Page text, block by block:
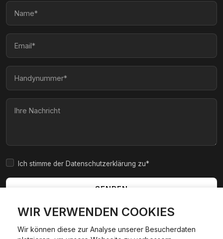
WIR VERWENDEN COOKIES
Wir können diese zur Analyse unserer Besucherdaten
Ich stimme der Datenschutzerklärung zu*
SENDEN